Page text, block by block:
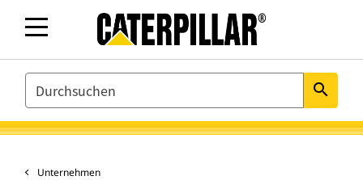
SEARCH search
Unternehmen